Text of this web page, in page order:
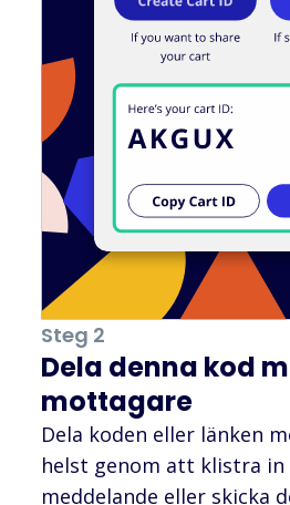
Steg 2
Dela denna kod
mottagare
Dela koden eller länken
helst genom att klistra
meddelande eller skicka